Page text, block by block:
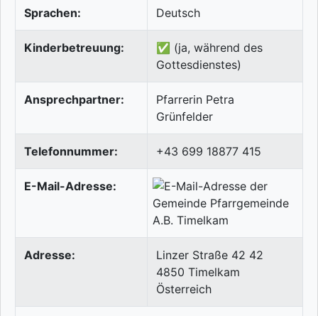
Sprachen: Deutsch
Kinderbetreuung:
✅ (ja, während des
Gottesdienstes)
Ansprechpartner:
Pfarrerin Petra
Grünfelder
Telefonnummer: +43 699 18877 415
E-Mail-Adresse:
Adresse:
Linzer Straße 42 42
4850 Timelkam
Österreich